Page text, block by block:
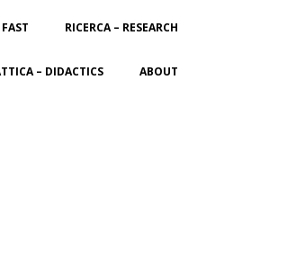
FAST RICERCA – RESEARCH
– DIDACTICS ABOUT